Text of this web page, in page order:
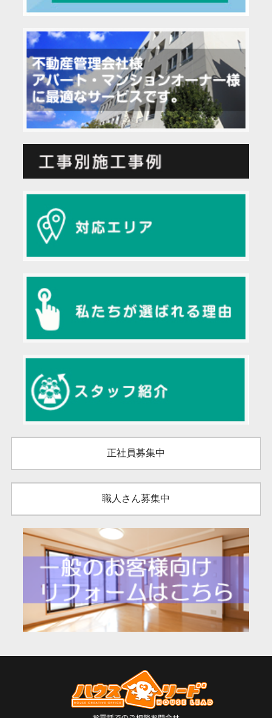
正社員募集中
職人さん募集中